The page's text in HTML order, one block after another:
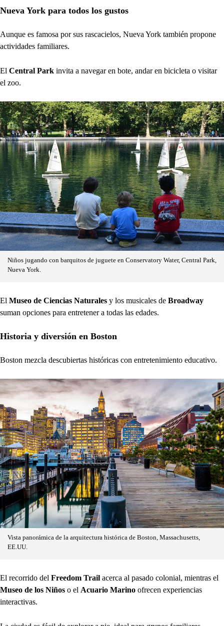
Nueva York para todos los gustos
Aunque es famosa por sus rascacielos, Nueva York también propone
actividades familiares.
El Central Park invita a navegar en bote, andar en bicicleta o visitar
el zoo.
Niños jugando con barquitos de juguete en Conservatory Water, Central Park,
Nueva York.
El Museo de Ciencias Naturales y los musicales de Broadway
suman opciones para entretener a todas las edades.
Historia y diversión en Boston
Boston mezcla descubiertas históricas con entretenimiento educativo.
Vista panorámica de la arquitectura histórica de Boston, Massachusetts,
EE.UU.
El recorrido del Freedom Trail acerca al pasado colonial, mientras el
Museo de los Niños o el Acuario Marino ofrecen experiencias
interactivas.